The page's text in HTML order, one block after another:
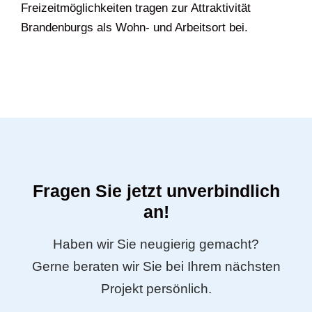
Freizeitmöglichkeiten tragen zur Attraktivität
Brandenburgs als Wohn- und Arbeitsort bei.
Fragen Sie jetzt unverbindlich
an!
Haben wir Sie neugierig gemacht?
Gerne beraten wir Sie bei Ihrem nächsten
Projekt persönlich.